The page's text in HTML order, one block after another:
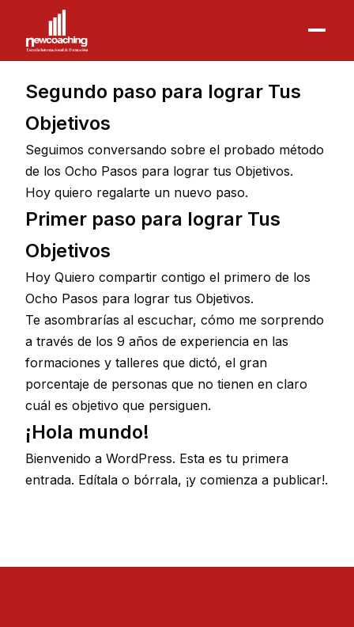
Segundo paso para lograr Tus
Objetivos
Seguimos conversando sobre el probado método
de los Ocho Pasos para lograr tus Objetivos.
Hoy quiero regalarte un nuevo paso.
Primer paso para lograr Tus
Objetivos
Hoy Quiero compartir contigo el primero de los
Ocho Pasos para lograr tus Objetivos.
Te asombrarías al escuchar, cómo me sorprendo
a través de los 9 años de experiencia en las
formaciones y talleres que dictó, el gran
porcentaje de personas que no tienen en claro
cuál es objetivo que persiguen.
¡Hola mundo!
Bienvenido a WordPress. Esta es tu primera
entrada. Edítala o bórrala, ¡y comienza a publicar!.